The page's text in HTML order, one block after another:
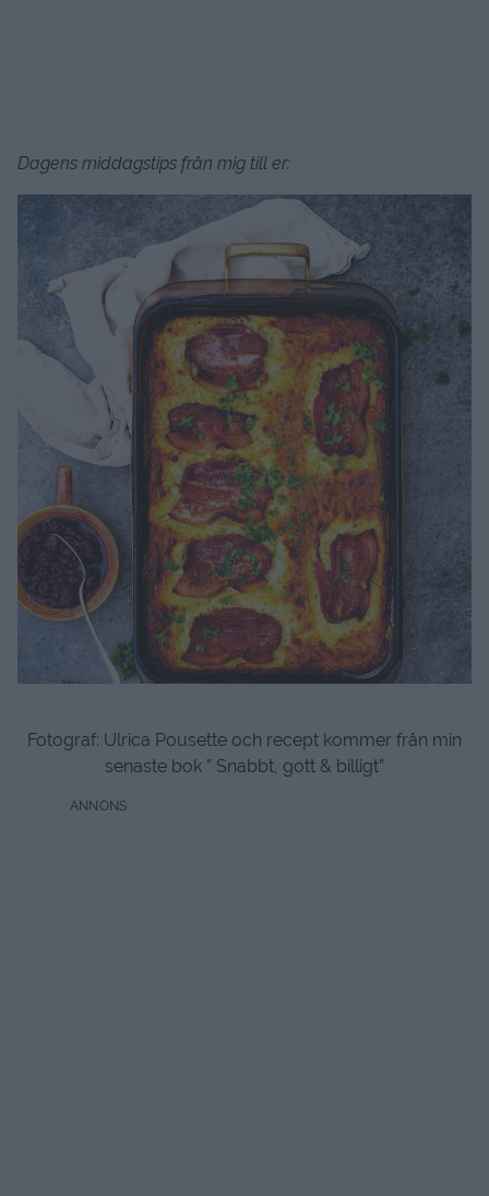
Dagens middagstips från mig till er:
Fotograf: Ulrica Pousette och recept kommer från min
senaste bok ” Snabbt, gott & billigt”